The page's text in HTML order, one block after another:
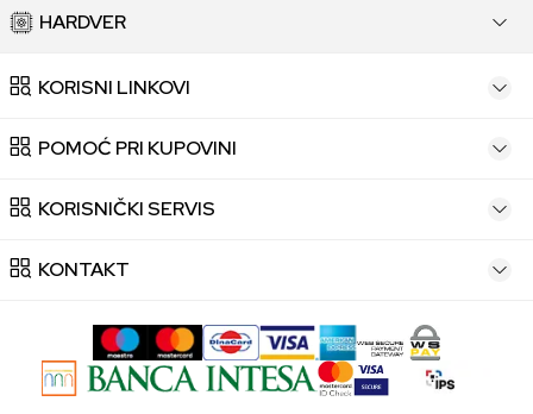
HARDVER
KORISNI LINKOVI
POMOĆ PRI KUPOVINI
KORISNIČKI SERVIS
KONTAKT